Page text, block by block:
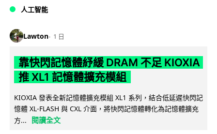
人工智能
Lawton 1 日
靠快閃記憶體紓緩 DRAM 不足 KIOXIA
推 XL1 記憶體擴充模組
KIOXIA 發表全新記憶體擴充模組 XL1 系列，結合低延遲快閃記
憶體 XL-FLASH 與 CXL 介面，將快閃記憶體轉化為記憶體擴充
方...
閱讀全文